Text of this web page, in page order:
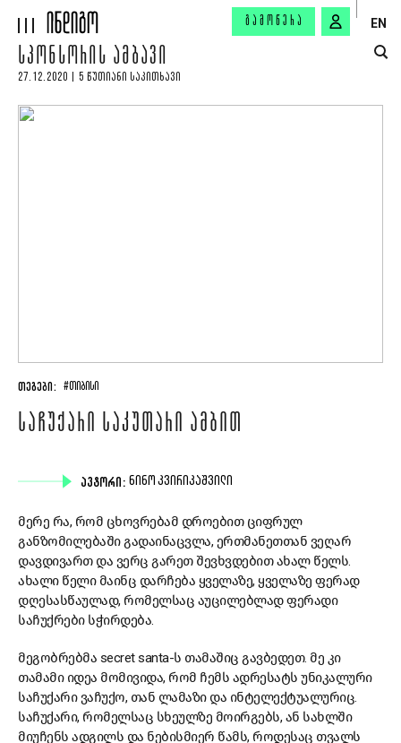
ᲒᲐᲛᲝᲬᲔᲠᲐ EN
ᲡᲞᲝᲜᲡᲝᲠᲘᲡ ᲐᲛᲑᲐᲕᲘ
27.12.2020 | 5 ᲬᲣᲗᲘᲐᲜᲘ ᲡᲐᲙᲘᲗᲮᲐᲕᲘ
ᲗᲔᲒᲔᲑᲘ: #ᲗᲘᲑᲘᲡᲘ
ᲡᲐᲩᲣᲥᲐᲠᲘ ᲡᲐᲙᲣᲗᲐᲠᲘ ᲐᲛᲑᲘᲗ
ᲐᲕᲢᲝᲠᲘ: ᲜᲘᲜᲝ ᲙᲕᲘᲠᲘᲙᲐᲨᲕᲘᲚᲘ
მერე რა, რომ ცხოვრებამ დროებით ციფრულ
განზომილებაში გადაინაცვლა, ერთმანეთთან ვეღარ
დავდივართ და ვერც გარეთ შევხვდებით ახალ წელს.
ახალი წელი მაინც დარჩება ყველაზე, ყველაზე ფერად
დღესასწაულად, რომელსაც აუცილებლად ფერადი
საჩუქრები სჭირდება.
მეგობრებმა secret santa-ს თამაშიც გავბედეთ. მე კი
თამამი იდეა მომივიდა, რომ ჩემს ადრესატს უნიკალური
საჩუქარი ვაჩუქო, თან ლამაზი და ინტელექტუალურიც.
საჩუქარი, რომელსაც სხეულზე მოირგებს, ან სახლში
მიუჩენს ადგილს და ნებისმიერ წამს, როდესაც თვალს